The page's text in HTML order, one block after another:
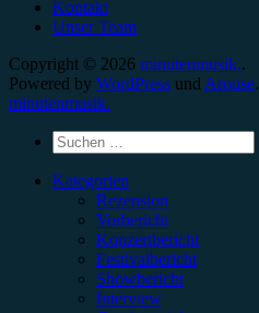
Kontakt
Unser Team
Copyright © 2026 minutenmusik..
Powered by WordPress und Arouse.
minutenmusik.
Suchen
nach:
Kategorien
Rezension
Vorbericht
Konzertbericht
Festivalbericht
Showbericht
Interview